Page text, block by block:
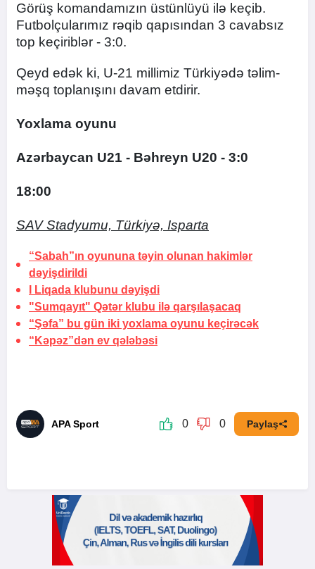
Görüş komandamızın üstünlüyü ilə keçib.
Futbolçularımız rəqib qapısından 3 cavabsız
top keçiriblər - 3:0.
Qeyd edək ki, U-21 millimiz Türkiyədə təlim-
məşq toplanışını davam etdirir.
Yoxlama oyunu
Azərbaycan U21 - Bəhreyn U20 - 3:0
18:00
SAV Stadyumu, Türkiyə, Isparta
“Sabah”ın oyununa təyin olunan hakimlər
dəyişdirildi
I Liqada klubunu dəyişdi
"Sumqayıt" Qətər klubu ilə qarşılaşacaq
“Şəfa” bu gün iki yoxlama oyunu keçirəcək
“Kəpəz”dən ev qələbəsi
APA Sport 0 0 Paylaş